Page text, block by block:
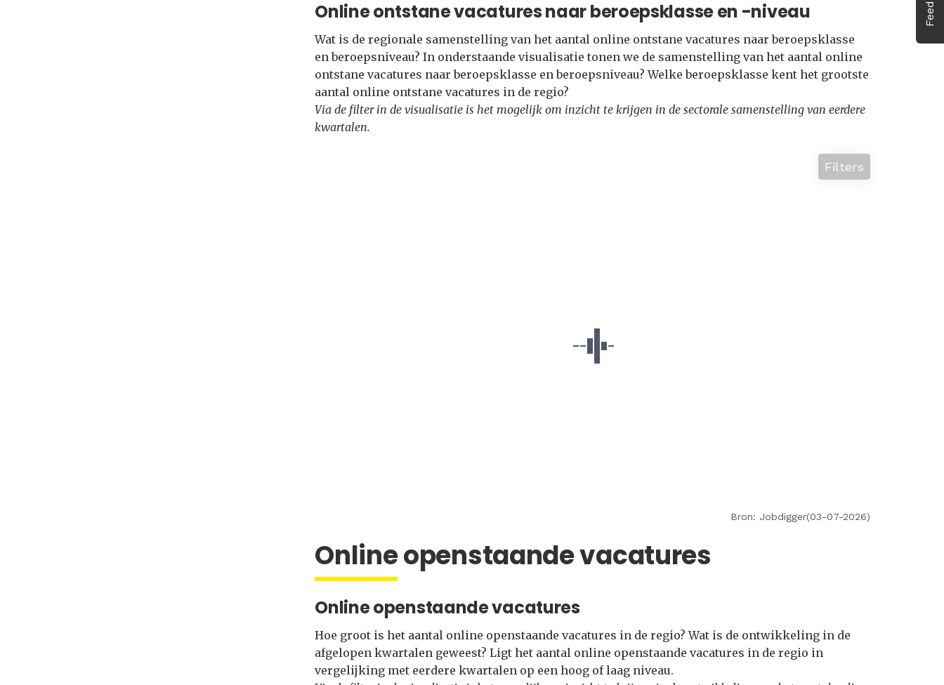
Online ontstane vacatures naar beroepsklasse en -niveau
Wat is de regionale samenstelling van het aantal online ontstane vacatures naar beroepsklasse
en beroepsniveau? In onderstaande visualisatie tonen we de samenstelling van het aantal online
ontstane vacatures naar beroepsklasse en beroepsniveau? Welke beroepsklasse kent het grootste
aantal online ontstane vacatures in de regio?
Via de filter in de visualisatie is het mogelijk om inzicht te krijgen in de sectorale samenstelling van eerdere
kwartalen.
Filters
Bron: Jobdigger(03-07-2026)
Online openstaande vacatures
Online openstaande vacatures
Hoe groot is het aantal online openstaande vacatures in de regio? Wat is de ontwikkeling in de
afgelopen kwartalen geweest? Ligt het aantal online openstaande vacatures in de regio in
vergelijking met eerdere kwartalen op een hoog of laag niveau.